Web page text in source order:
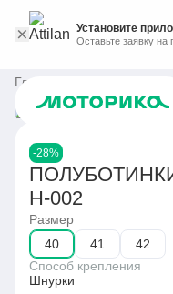
Установите
Оставьте заявку на
Главная
-28%
Н-002
Размер
40
41
42
Способ крепления
Шнурки